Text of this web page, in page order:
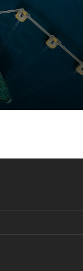
Жак Бод:
санкционирован за
Илон Маск призвал
ЕС